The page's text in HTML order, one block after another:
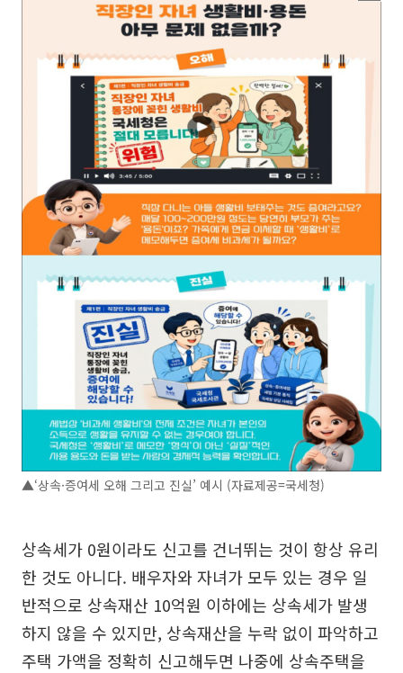
▲‘상속·증여세 오해 그리고 진실’ 예시 (자료제공=국세청)
상속세가 0원이라도 신고를 건너뛰는 것이 항상 유리
한 것도 아니다. 배우자와 자녀가 모두 있는 경우 일
반적으로 상속재산 10억원 이하에는 상속세가 발생
하지 않을 수 있지만, 상속재산을 누락 없이 파악하고
주택 가액을 정확히 신고해두면 나중에 상속주택을